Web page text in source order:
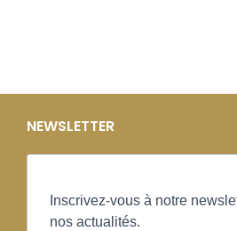
NEWSLETTER
Inscrivez-vous à notre
nos actualités.